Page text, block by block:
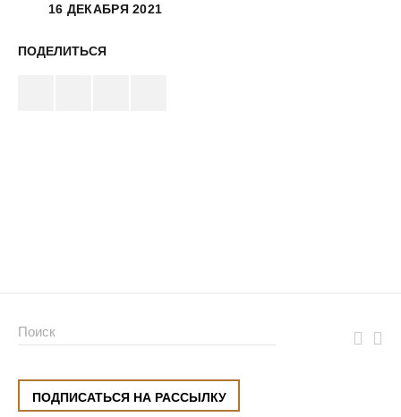
16 ДЕКАБРЯ 2021
ПОДЕЛИТЬСЯ
ПОДПИСАТЬСЯ НА РАССЫЛКУ